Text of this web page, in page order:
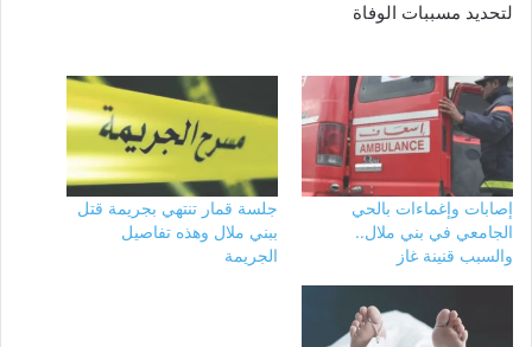
لتحديد مسببات الوفاة
إصابات وإغماءات بالحي
الجامعي في بني ملال..
والسبب قنينة غاز
جلسة قمار تنتهي بجريمة قتل
ببني ملال وهذه تفاصيل
الجريمة